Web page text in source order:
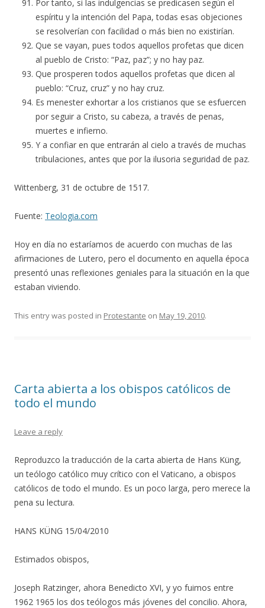
Por tanto, si las indulgencias se predicasen según el
espíritu y la intención del Papa, todas esas objeciones
se resolverían con facilidad o más bien no existirían.
Que se vayan, pues todos aquellos profetas que dicen
al pueblo de Cristo: “Paz, paz”; y no hay paz.
Que prosperen todos aquellos profetas que dicen al
pueblo: “Cruz, cruz” y no hay cruz.
Es menester exhortar a los cristianos que se esfuercen
por seguir a Cristo, su cabeza, a través de penas,
muertes e infierno.
Y a confiar en que entrarán al cielo a través de muchas
tribulaciones, antes que por la ilusoria seguridad de paz.
Wittenberg, 31 de octubre de 1517.
Fuente: Teologia.com
Hoy en día no estaríamos de acuerdo con muchas de las
afirmaciones de Lutero, pero el documento en aquella época
presentó unas reflexiones geniales para la situación en la que
estaban viviendo.
This entry was posted in Protestante on May 19, 2010.
Carta abierta a los obispos católicos de
todo el mundo
Leave a reply
Reproduzco la traducción de la carta abierta de Hans Küng,
un teólogo católico muy crítico con el Vaticano, a obispos
católicos de todo el mundo. Es un poco larga, pero merece la
pena su lectura.
HANS KÜNG 15/04/2010
Estimados obispos,
Joseph Ratzinger, ahora Benedicto XVI, y yo fuimos entre
1962 1965 los dos teólogos más jóvenes del concilio. Ahora,